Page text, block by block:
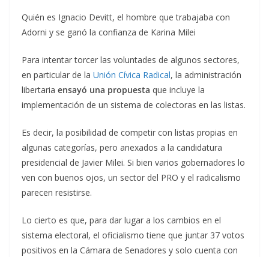
Quién es Ignacio Devitt, el hombre que trabajaba con
Adorni y se ganó la confianza de Karina Milei
Para intentar torcer las voluntades de algunos sectores,
en particular de la Unión Cívica Radical, la administración
libertaria ensayó una propuesta que incluye la
implementación de un sistema de colectoras en las listas.
Es decir, la posibilidad de competir con listas propias en
algunas categorías, pero anexados a la candidatura
presidencial de Javier Milei. Si bien varios gobernadores lo
ven con buenos ojos, un sector del PRO y el radicalismo
parecen resistirse.
Lo cierto es que, para dar lugar a los cambios en el
sistema electoral, el oficialismo tiene que juntar 37 votos
positivos en la Cámara de Senadores y solo cuenta con